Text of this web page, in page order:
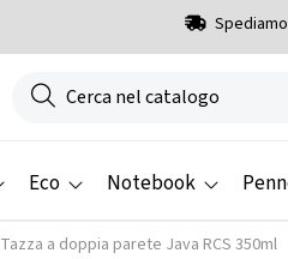
Eco Notebook
Tazza a doppia parete Java RCS 350ml